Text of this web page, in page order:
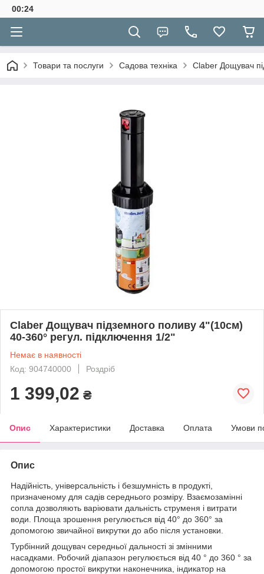
00:24
Товари та послуги Садова техніка Claber Дощувач
Claber Дощувач підземного поливу 4"(10см)
40-360° регул. підключення 1/2"
Немає в наявності
Код: 904740000
Роздріб
1 399,02 ₴
Опис Характеристики Доставка Оплата Умови
Опис
Надійність, універсальність і безшумність в продукті,
призначеному для садів середнього розміру. Взаємозамінні
сопла дозволяють варіювати дальність струменя і витрати
води. Площа зрошення регулюється від 40° до 360° за
допомогою звичайної викрутки до або після установки.
Турбінний дощувач середньої дальності зі змінними
насадками. Робочий діапазон регулюється від 40 ° до 360 ° за
допомогою простої викрутки наконечника, індикатор на